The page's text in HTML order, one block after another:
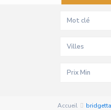
Villes
Accueil